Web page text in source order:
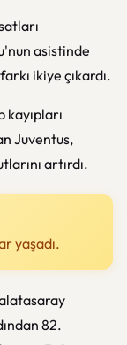
asistinde
ikiye çıkardı.
kayıpları
Juventus,
artırdı.
yaşadı.
82.